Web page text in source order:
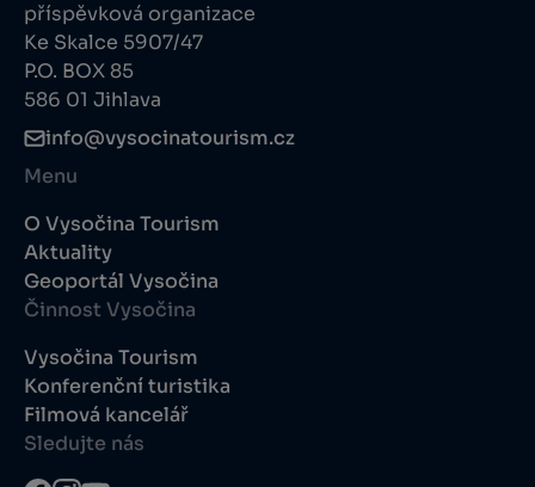
příspěvková organizace
Ke Skalce 5907/47
P.O. BOX 85
586 01 Jihlava
info@vysocinatourism.cz
Menu
O Vysočina Tourism
Aktuality
Geoportál Vysočina
Činnost Vysočina
Vysočina Tourism
Konferenční turistika
Filmová kancelář
Sledujte nás